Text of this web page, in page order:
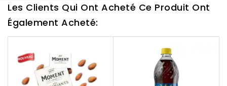
Les Clients Qui Ont Acheté Ce Produit Ont
Également Acheté: